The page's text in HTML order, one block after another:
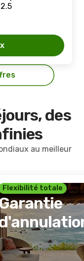
des
au meilleur
Flexibilité totale